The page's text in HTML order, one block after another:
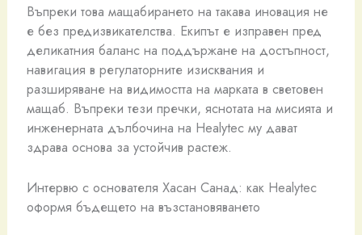
Въпреки това мащабирането на такава иновация не
е без предизвикателства. Екипът е изправен пред
деликатния баланс на поддържане на достъпност,
навигация в регулаторните изисквания и
разширяване на видимостта на марката в световен
мащаб. Въпреки тези пречки, яснотата на мисията и
инженерната дълбочина на Healytec му дават
здрава основа за устойчив растеж.
Интервю с основателя Хасан Санад: как Healytec
оформя бъдещето на възстановяването